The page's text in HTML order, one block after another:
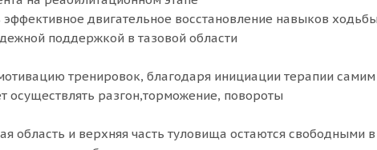
эффективное двигательное восстановление навыков
поддержкой в тазовой области
тренировок, благодаря инициации терапии
разгон,торможение, повороты
область и верхняя часть туловища остаются свободными